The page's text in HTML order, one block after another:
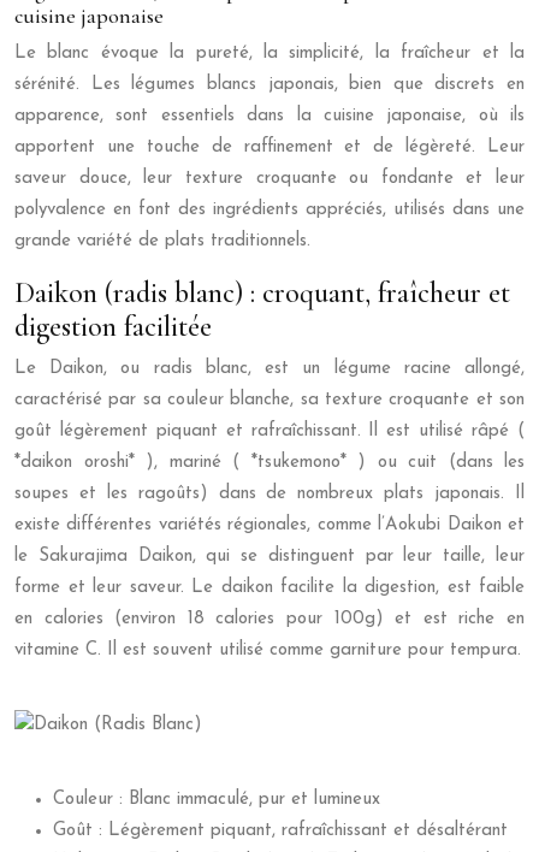
cuisine japonaise
Le blanc évoque la pureté, la simplicité, la fraîcheur et la
sérénité. Les légumes blancs japonais, bien que discrets en
apparence, sont essentiels dans la cuisine japonaise, où ils
apportent une touche de raffinement et de légèreté. Leur
saveur douce, leur texture croquante ou fondante et leur
polyvalence en font des ingrédients appréciés, utilisés dans une
grande variété de plats traditionnels.
Daikon (radis blanc) : croquant, fraîcheur et
digestion facilitée
Le Daikon, ou radis blanc, est un légume racine allongé,
caractérisé par sa couleur blanche, sa texture croquante et son
goût légèrement piquant et rafraîchissant. Il est utilisé râpé (
*daikon oroshi* ), mariné ( *tsukemono* ) ou cuit (dans les
soupes et les ragoûts) dans de nombreux plats japonais. Il
existe différentes variétés régionales, comme l’Aokubi Daikon et
le Sakurajima Daikon, qui se distinguent par leur taille, leur
forme et leur saveur. Le daikon facilite la digestion, est faible
en calories (environ 18 calories pour 100g) et est riche en
vitamine C. Il est souvent utilisé comme garniture pour tempura.
Couleur : Blanc immaculé, pur et lumineux
Goût : Légèrement piquant, rafraîchissant et désaltérant